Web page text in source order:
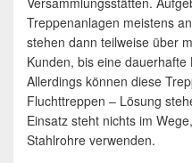
Treppenanlagen meistens
stehen dann teilweise über
Kunden, bis eine
Allerdings können diese
Fluchttreppen – Lösung
Einsatz steht nichts im
Stahlrohre verwenden.